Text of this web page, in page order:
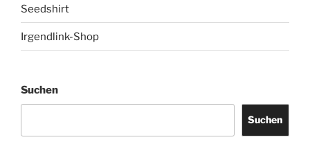
Seedshirt
Irgendlink-Shop
Suchen
Suchen